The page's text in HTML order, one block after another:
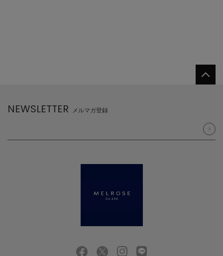
NEWSLETTER メルマガ登録